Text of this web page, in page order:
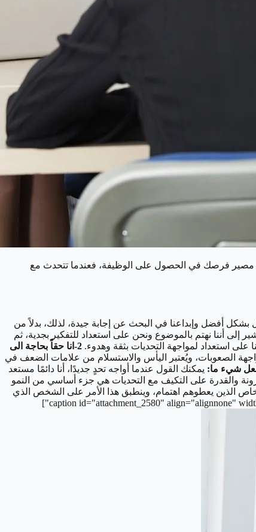
مصير فرصك في الحصول على الوظيفة، فعندما تتحدث مع
بشكل أفضل وإبداعنا في البحث عن إجابة جيدة، لذلك، بدلاً من
إلى أننا نهتم بالموضوع ونحن على استعداد للتفكير بجدية، ثم
على استعداد لمواجهة التحديات بثقة وهدوء.
2-انا حقاً بحاجة الى
الصعوبات، ويُعتبر اليأس والاستسلام من علامات الضعف في
يمكنك القول عندما أواجه تحدٍ جديدًا، أنا دائمًا مستعد
والقدرة على التكيف مع التحديات هي جزء أساسي من النمو
الذين يعطوهم اهتمام، وينطبق هذا الأمر على الشخص الذي